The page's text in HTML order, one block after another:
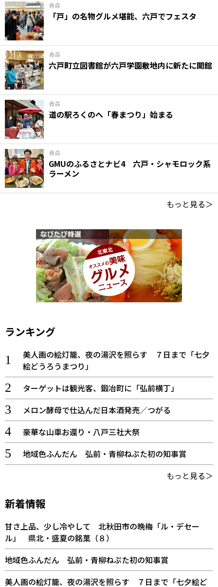
青森
「戸」の名物グルメ堪能、六戸でフェスタ
青森
六戸町立図書館が六戸学園敷地内に新たに開館
青森
道の駅ろくのへ「春まつり」始まる
青森
GMUのふるさとナビ4 六戸・シャモロック系
ラーメン
もっと見る＞
ランキング
美人画の絵灯籠、夜の湯沢を照らす ７日まで「七夕
絵どうろうまつり」
ターゲットは観光客、鍛冶町に「弘前横丁」
メロン酵母で仕込んだ日本酒発売／つがる
豪華な山車お還り・八戸三社大祭
地域色ふんだん 弘前・青柳ねぷた初の知事賞
もっと見る＞
新着情報
甘さ上品、少し冷やして 北秋田市の晩梅「ル・デセー
ル」 県北・盛夏の銘菓（８）
地域色ふんだん 弘前・青柳ねぷた初の知事賞
美人画の絵灯籠、夜の湯沢を照らす ７日まで「七夕絵ど